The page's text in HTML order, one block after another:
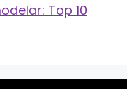
Top 10